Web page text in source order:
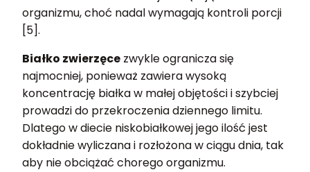
organizmu, choć nadal wymagają kontroli porcji
[5].
Białko zwierzęce zwykle ogranicza się
najmocniej, ponieważ zawiera wysoką
koncentrację białka w małej objętości i szybciej
prowadzi do przekroczenia dziennego limitu.
Dlatego w diecie niskobiałkowej jego ilość jest
dokładnie wyliczana i rozłożona w ciągu dnia, tak
aby nie obciążać chorego organizmu.